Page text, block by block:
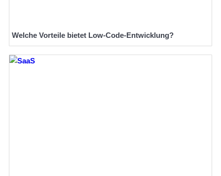
Welche Vorteile bietet Low-Code-Entwicklung?